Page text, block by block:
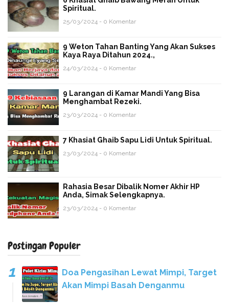
Spiritual.
25/03/2024 - 0 Komentar
9 Weton Tahan Banting Yang Akan Sukses
Kaya Raya Ditahun 2024.,
24/03/2024 - 0 Komentar
9 Larangan di Kamar Mandi Yang Bisa
Menghambat Rezeki.
23/03/2024 - 0 Komentar
7 Khasiat Ghaib Sapu Lidi Untuk Spiritual.
23/03/2024 - 0 Komentar
Rahasia Besar Dibalik Nomer Akhir HP
Anda, Simak Selengkapnya.
23/03/2024 - 0 Komentar
Postingan Populer
Doa Pengasihan Lewat Mimpi, Target
Akan Mimpi Basah Denganmu